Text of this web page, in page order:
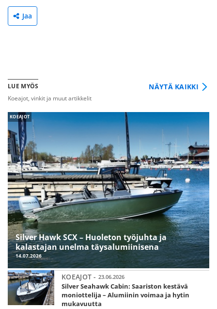
Jaa
LUE MYÖS
Koeajot, vinkit ja muut artikkelit
NÄYTÄ KAIKKI
KOEAJOT
14.07.2026
Silver Hawk SCX – Huoleton työjuhta ja
kalastajan unelma täysalumiinisena
Silver Seahawk Cabin: Saariston kestävä
moniottelija – Alumiinin voimaa ja hytin
mukavuutta
KOEAJOT - 23.06.2026